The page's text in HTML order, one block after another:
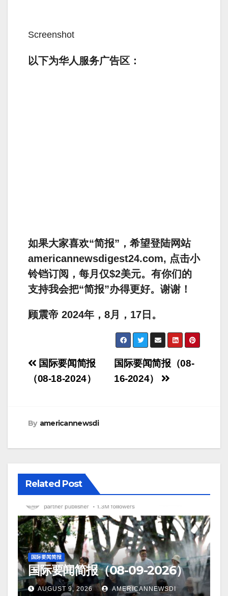
Screenshot
以下为华人服务广告区：
如果大家喜欢“简报”，希望登陆网站
americannewsdigest24.com, 点击小
铃铛订阅，每月仅$2美元。有你们的
支持我会把“简报”办得更好。谢谢！
顾震帝 2024年，8月，17日。
Post
navigation
国际要闻简报（08-
16-2024）
国际要闻简报
（08-18-2024）
By americannewsdi
Related Post
国际要闻简报
国际要闻简报（08-09-2026）
AUGUST 9, 2026 AMERICANNEWSDI